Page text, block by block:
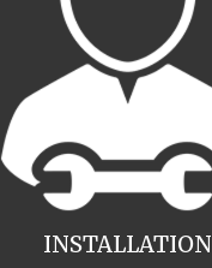
INSTALLATION